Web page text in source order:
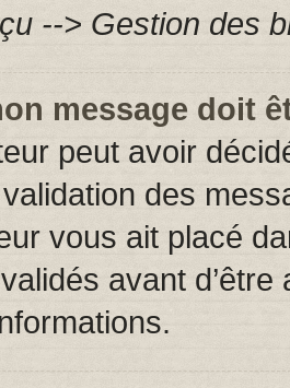
--> Gestion des
message doit
peut avoir
des
vous ait placé
avant